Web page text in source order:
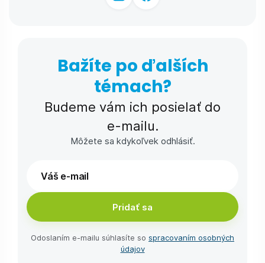
Bažíte po ďalších
témach?
Budeme vám ich posielať do
e-⁠mailu.
Môžete sa kdykoľvek odhlásiť.
Pridať sa
Odoslaním e-⁠mailu súhlasíte so spracovaním osobných
údajov